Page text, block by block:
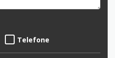
Telefone